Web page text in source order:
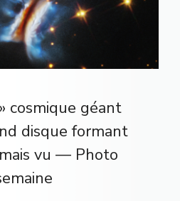
cosmique géant
disque formant
vu — Photo